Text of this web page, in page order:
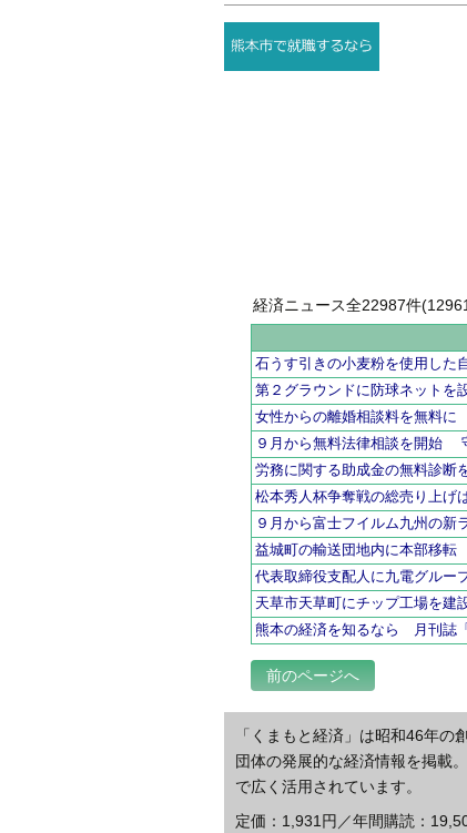
経済ニュース全22987件
石うす引きの小麦粉を使用し
第２グラウンドに防球ネット
女性からの離婚相談料を無料
９月から無料法律相談を開始
労務に関する助成金の無料診
松本秀人杯争奪戦の総売り上
９月から富士フイルム九州の
益城町の輸送団地内に本部移
代表取締役支配人に九電グル
天草市天草町にチップ工場を
熊本の経済を知るなら 月刊誌
前のページへ
「くまもと経済」は昭和46年
団体の発展的な経済情報を掲載
で広く活用されています。
定価：1,931円／年間購読：